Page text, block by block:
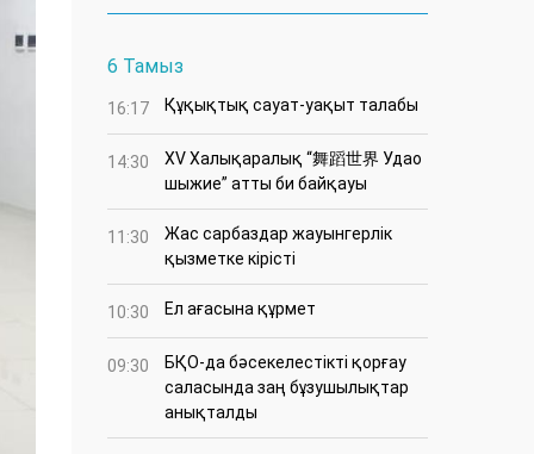
6 Тамыз
16:17 Құқықтық сауат-уақыт талабы
14:30
XV Халықаралық “舞蹈世界 Удао
шыжие” атты би байқауы
11:30
Жас сарбаздар жауынгерлік
қызметке кірісті
10:30 Ел ағасына құрмет
09:30
БҚО-да бәсекелестікті қорғау
саласында заң бұзушылықтар
анықталды